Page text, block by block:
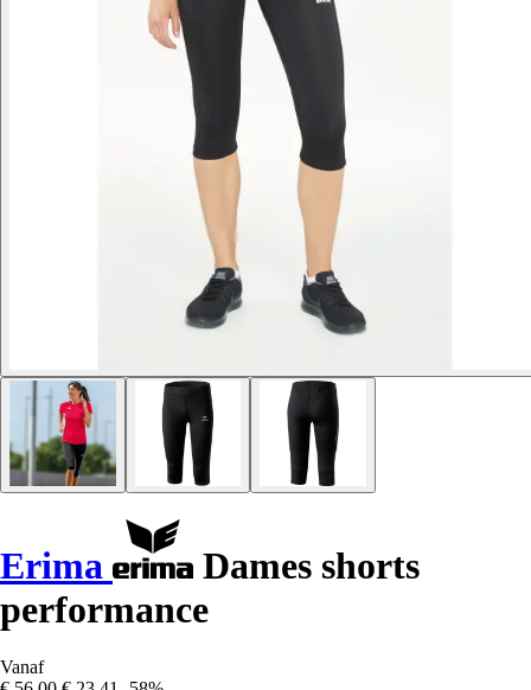
Erima
Dames shorts
performance
Vanaf